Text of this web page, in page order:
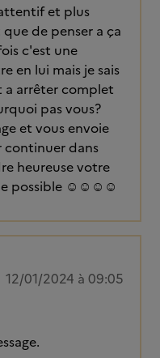
et plus
de penser a ça
c'est une
en lui mais je sais
a arrêter complet
pas vous?
et vous envoie
dans
heureuse votre
possible ☺️☺️☺️☺️
12/01/2024 à 09:05